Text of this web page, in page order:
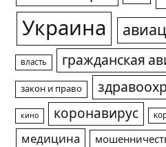
Украина
власть гражданская
закон и право
кино коронавирус
медицина